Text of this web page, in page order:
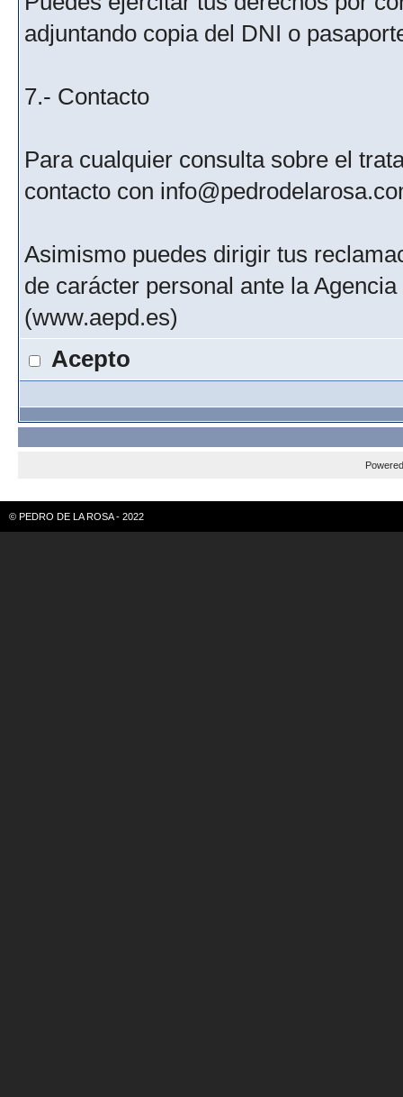
adjuntando copia del DNI o
7.- Contacto
Para cualquier consulta sobre el
contacto con
Asimismo puedes dirigir tus
de carácter personal ante la
(www.aepd.es)
Acepto
© PEDRO DE LA ROSA - 2022